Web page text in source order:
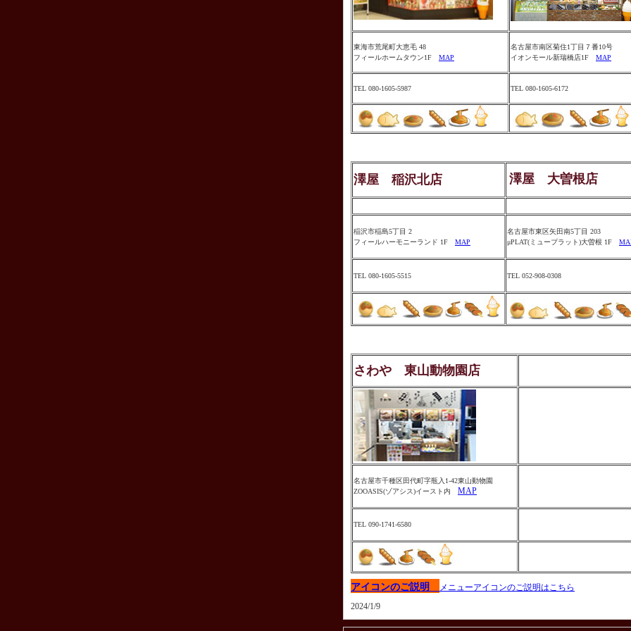
東海市荒尾町大恵毛 48
フィールホームタウン1F MAP
名古屋市南区菊住1丁目７番10号
イオンモール新瑞橋店1F MAP
TEL 080-1605-5987 TEL 080-1605-6172
澤屋 稲沢北店 澤屋 大曽根店
稲沢市稲島5丁目 2
フィールハーモニーランド 1F
MAP
名古屋市東区矢田南5丁目 203
μPLAT(ミュープラット)大曽根 1F
TEL 080-1605-5515 TEL 052-908-0308
さわや 東山動物園店
名古屋市千種区田代町字瓶入1-42東山動物園
ZOOASIS(ゾアシス)イースト内
MAP
TEL 090-1741-6580
アイコンのご説明 メニューアイコンのご説明はこちら
2024/1/9